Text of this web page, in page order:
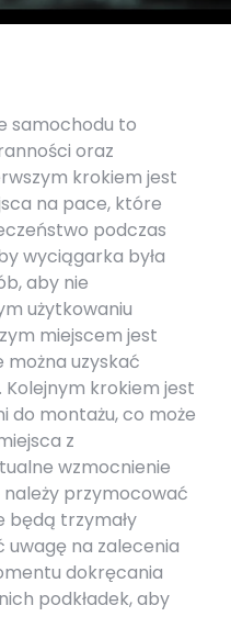
samochodu to
oraz
krokiem jest
na pace, które
podczas
wyciągarka była
aby nie
użytkowaniu
miejscem jest
uzyskać
Kolejnym krokiem jest
do montażu, co może
z
wzmocnienie
przymocować
będą trzymały
na zalecenia
dokręcania
podkładek, aby